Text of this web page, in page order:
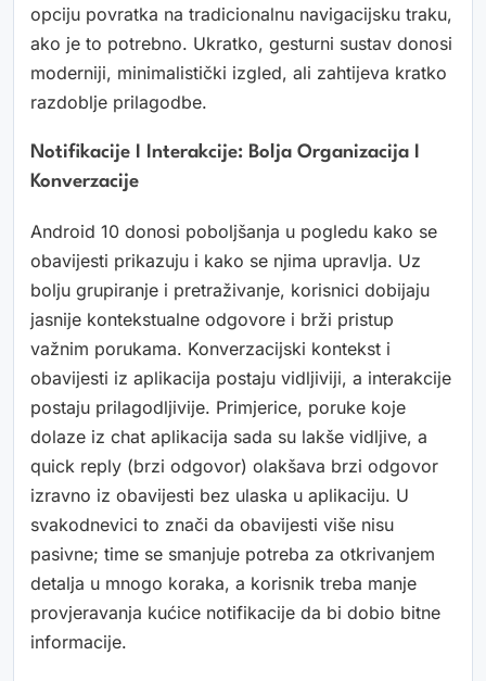
opciju povratka na tradicionalnu navigacijsku traku,
ako je to potrebno. Ukratko, gesturni sustav donosi
moderniji, minimalistički izgled, ali zahtijeva kratko
razdoblje prilagodbe.
Notifikacije I Interakcije: Bolja Organizacija I
Konverzacije
Android 10 donosi poboljšanja u pogledu kako se
obavijesti prikazuju i kako se njima upravlja. Uz
bolju grupiranje i pretraživanje, korisnici dobijaju
jasnije kontekstualne odgovore i brži pristup
važnim porukama. Konverzacijski kontekst i
obavijesti iz aplikacija postaju vidljiviji, a interakcije
postaju prilagodljivije. Primjerice, poruke koje
dolaze iz chat aplikacija sada su lakše vidljive, a
quick reply (brzi odgovor) olakšava brzi odgovor
izravno iz obavijesti bez ulaska u aplikaciju. U
svakodnevici to znači da obavijesti više nisu
pasivne; time se smanjuje potreba za otkrivanjem
detalja u mnogo koraka, a korisnik treba manje
provjeravanja kućice notifikacije da bi dobio bitne
informacije.